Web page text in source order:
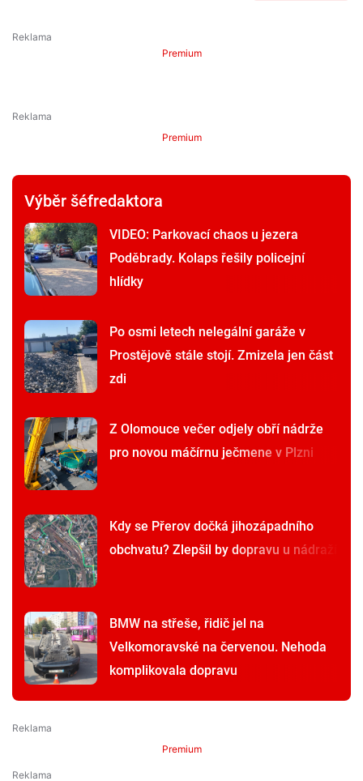
Premium
Premium
Výběr šéfredaktora
VIDEO: Parkovací chaos u jezera
Poděbrady. Kolaps řešily policejní
hlídky
Po osmi letech nelegální garáže v
Prostějově stále stojí. Zmizela jen část
zdi
Z Olomouce večer odjely obří nádrže
pro novou máčírnu ječmene v Plzni
Kdy se Přerov dočká jihozápadního
obchvatu? Zlepšil by dopravu u nádraží
BMW na střeše, řidič jel na
Velkomoravské na červenou. Nehoda
komplikovala dopravu
Premium